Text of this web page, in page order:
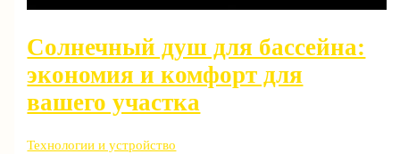
Солнечный душ для бассейна:
экономия и комфорт для
вашего участка
Технологии и устройство